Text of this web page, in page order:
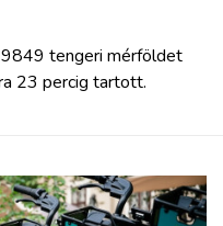
tengeri mérföldet
23 percig tartott.